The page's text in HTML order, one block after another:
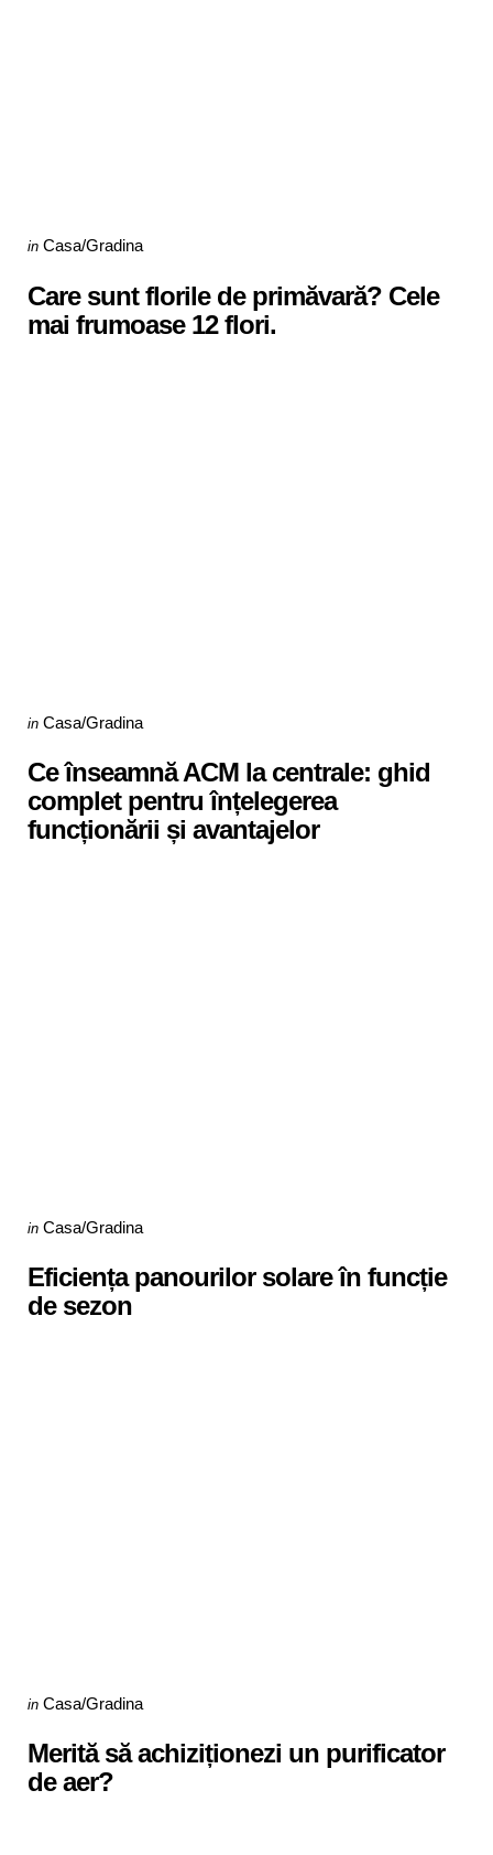
Categories
Posted
in Casa/Gradina
Care sunt florile de primăvară? Cele
mai frumoase 12 flori.
Categories
Posted
in Casa/Gradina
Ce înseamnă ACM la centrale: ghid
complet pentru înțelegerea
funcționării și avantajelor
Categories
Posted
in Casa/Gradina
Eficiența panourilor solare în funcție
de sezon
Categories
Posted
in Casa/Gradina
Merită să achiziționezi un purificator
de aer?